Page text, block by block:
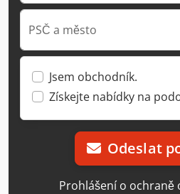
PSČ a město
Jsem obchodník.
Získejte nabídky na
Odeslat
Prohlášení o ochraně